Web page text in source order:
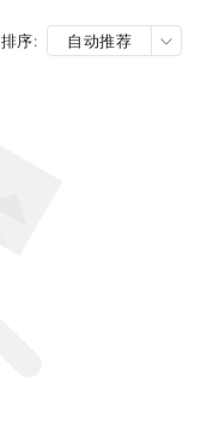
排序: 自动推荐